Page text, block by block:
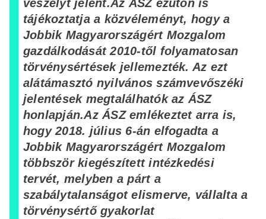
veszélyt jelent.Az ÁSZ ezúton is
tájékoztatja a közvéleményt, hogy a
Jobbik Magyarországért Mozgalom
gazdálkodását 2010-től folyamatosan
törvénysértések jellemezték. Az ezt
alátámasztó nyilvános számvevőszéki
jelentések megtalálhatók az ÁSZ
honlapján.Az ÁSZ emlékeztet arra is,
hogy 2018. július 6-án elfogadta a
Jobbik Magyarországért Mozgalom
többször kiegészített intézkedési
tervét, melyben a párt a
szabálytalanságot elismerve, vállalta a
törvénysértő gyakorlat